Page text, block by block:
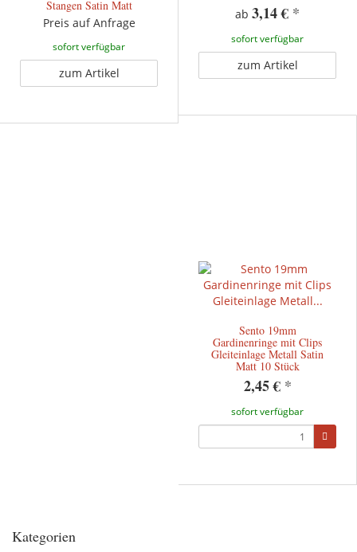
Stangen Satin Matt
Preis auf Anfrage
sofort verfügbar
zum Artikel
ab 3,14 € *
sofort verfügbar
zum Artikel
Sento 19mm
Gardinenringe mit Clips
Gleiteinlage Metall Satin
Matt 10 Stück
2,45 € *
sofort verfügbar
Kategorien